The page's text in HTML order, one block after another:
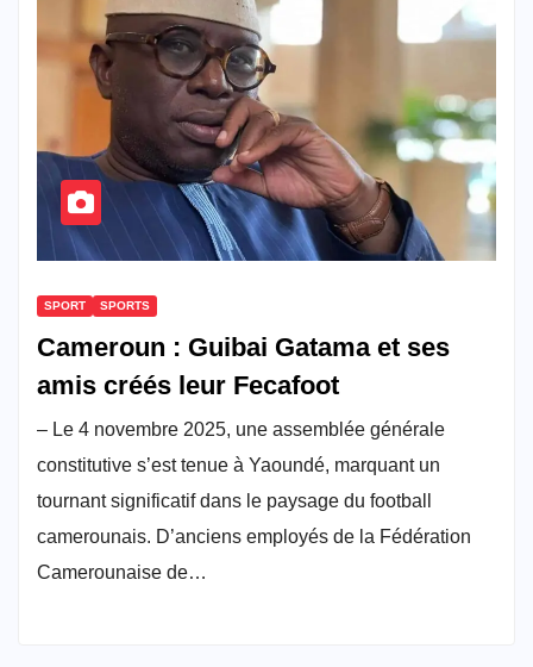
SPORT SPORTS
Cameroun : Guibai Gatama et ses
amis créés leur Fecafoot
– Le 4 novembre 2025, une assemblée générale
constitutive s’est tenue à Yaoundé, marquant un
tournant significatif dans le paysage du football
camerounais. D’anciens employés de la Fédération
Camerounaise de…